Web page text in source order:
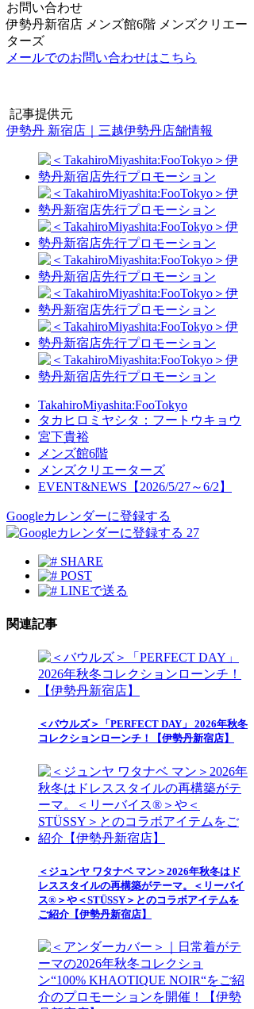
お問い合わせ
伊勢丹新宿店 メンズ館6階 メンズクリエー
ターズ
メールでのお問い合わせはこちら
記事提供元
伊勢丹 新宿店｜三越伊勢丹店舗情報
TakahiroMiyashita:FooTokyo
タカヒロミヤシタ：フートウキョウ
宮下貴裕
メンズ館6階
メンズクリエーターズ
EVENT&NEWS【2026/5/27～6/2】
Googleカレンダーに登録する
27
SHARE
POST
LINEで送る
関連記事
＜バウルズ＞「PERFECT DAY」 2026年秋冬
コレクションローンチ！【伊勢丹新宿店】
＜ジュンヤ ワタナベ マン＞2026年秋冬はド
レススタイルの再構築がテーマ。＜リーバイ
ス®＞や＜STÜSSY＞とのコラボアイテムを
ご紹介【伊勢丹新宿店】